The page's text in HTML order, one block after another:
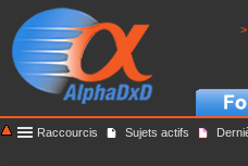
Raccourcis Sujets actifs